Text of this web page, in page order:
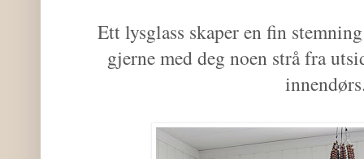
Ett lysglass skaper en fin
gjerne med deg noen strå fra